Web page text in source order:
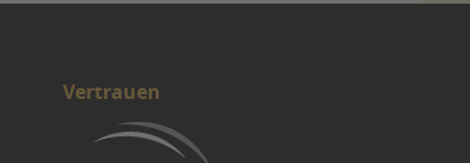
Vertrauen